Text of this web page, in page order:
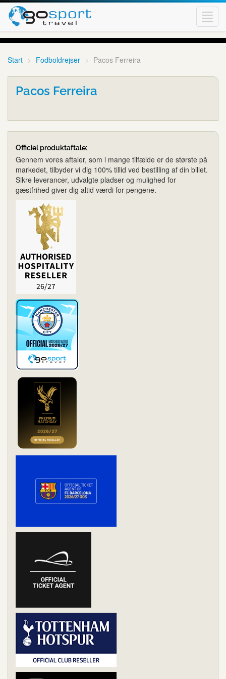
Start Fodboldrejser Pacos Ferreira
Pacos Ferreira
Officiel produktaftale:
Gennem vores aftaler, som i mange tilfælde er de største på
markedet, tilbyder vi dig 100% tillid ved bestilling af din billet.
Sikre leverancer, udvalgte pladser og mulighed for
gæstfrihed giver dig altid værdi for pengene.